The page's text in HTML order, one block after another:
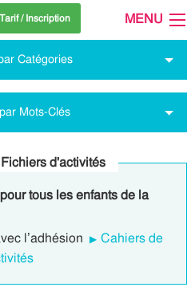
Tarif / Inscription MENU
Catégories
Mots-Clés
d'activités
tous les enfants de la
l’adhésion
Cahiers de